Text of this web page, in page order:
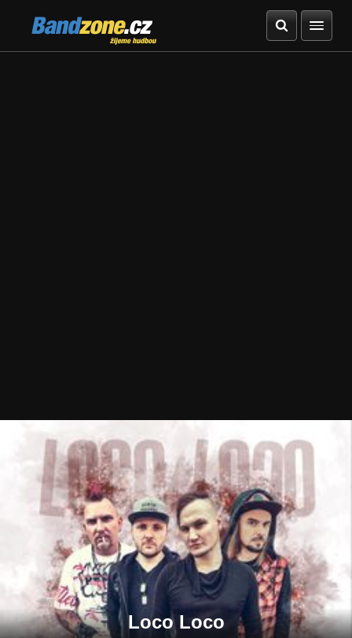
Bandzone.cz
žijeme hudbou
Loco Loco